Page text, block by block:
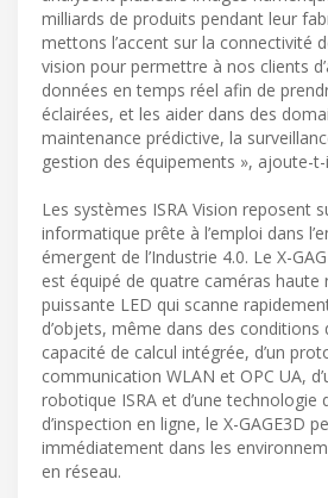
milliards de produits pendant leur
mettons l’accent sur la connectivité
vision pour permettre à nos clients
données en temps réel afin de
éclairées, et les aider dans des
maintenance prédictive, la
gestion des équipements », ajoute-t-
Les systèmes ISRA Vision reposent
informatique prête à l’emploi dans
émergent de l’Industrie 4.0. Le X-
est équipé de quatre caméras haute
puissante LED qui scanne
d’objets, même dans des conditions
capacité de calcul intégrée, d’un
communication WLAN et OPC UA,
robotique ISRA et d’une technologie
d’inspection en ligne, le X-GAGE3D
immédiatement dans les
en réseau.